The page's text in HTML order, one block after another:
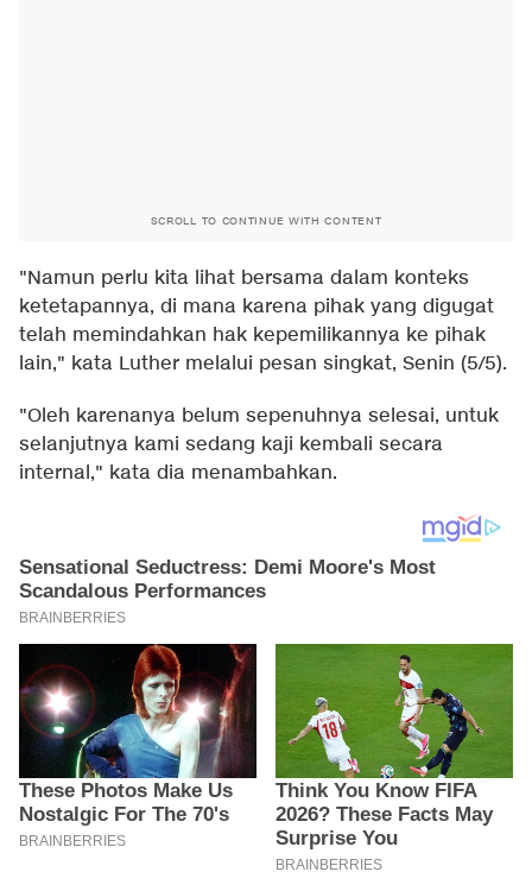
SCROLL TO CONTINUE WITH CONTENT
"Namun perlu kita lihat bersama dalam konteks
ketetapannya, di mana karena pihak yang digugat
telah memindahkan hak kepemilikannya ke pihak
lain," kata Luther melalui pesan singkat, Senin (5/5).
"Oleh karenanya belum sepenuhnya selesai, untuk
selanjutnya kami sedang kaji kembali secara
internal," kata dia menambahkan.